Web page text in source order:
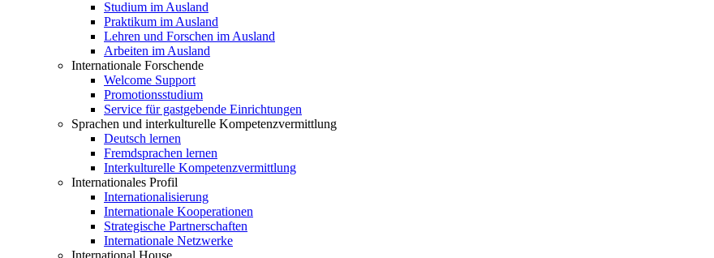
Studium im Ausland
Praktikum im Ausland
Lehren und Forschen im Ausland
Arbeiten im Ausland
Internationale Forschende
Welcome Support
Promotionsstudium
Service für gastgebende Einrichtungen
Sprachen und interkulturelle Kompetenzvermittlung
Deutsch lernen
Fremdsprachen lernen
Interkulturelle Kompetenzvermittlung
Internationales Profil
Internationalisierung
Internationale Kooperationen
Strategische Partnerschaften
Internationale Netzwerke
International House